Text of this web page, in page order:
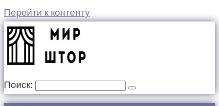
Перейти к контенту
Поиск: